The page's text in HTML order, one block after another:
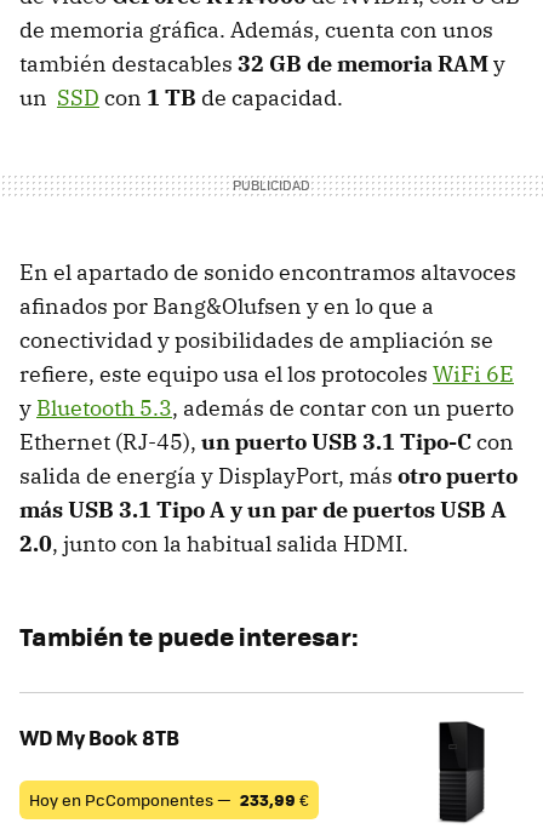
de memoria gráfica. Además, cuenta con unos
también destacables 32 GB de memoria RAMy
un SSD con 1 TB de capacidad.
En el apartado de sonido encontramos altavoces
afinados por Bang&Olufsen y en lo que a
conectividad y posibilidades de ampliación se
refiere, este equipo usa el los protocoles WiFi 6E
y Bluetooth 5.3, además de contar con un puerto
Ethernet (RJ-45), un puerto USB 3.1 Tipo-Ccon
salida de energía y DisplayPort, más otro puerto
más USB 3.1 Tipo A y un par de puertos USB A
2.0, junto con la habitual salida HDMI.
También te puede interesar:
WD My Book 8TB
Hoy en PcComponentes — 233,99 €